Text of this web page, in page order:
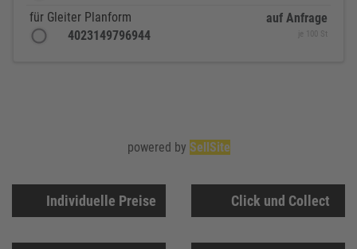
für Gleiter Planform
4023149796944
auf Anfrage
je 100 St
Individuelle Preise Click und Collect
powered by SellSite